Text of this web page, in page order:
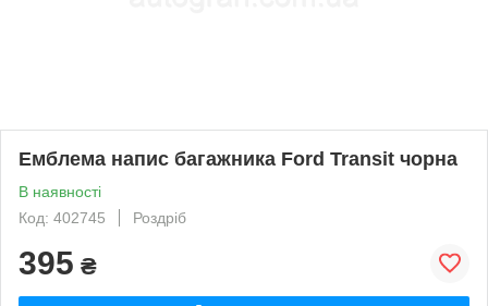
Емблема напис багажника Ford Transit чорна
В наявності
Код: 402745
Роздріб
395 ₴